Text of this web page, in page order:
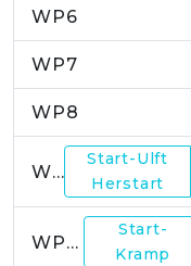
WP6
WP7
WP8
WP9
Start-Ulft
Herstart
WP10
Start-
Kramp